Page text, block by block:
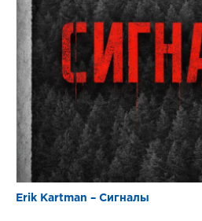
Erik Kartman – Сигналы